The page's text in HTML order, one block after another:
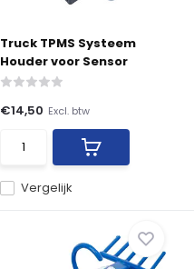
Truck TPMS Systeem
Houder voor Sensor
Vergelijk
€14,50 Excl. btw